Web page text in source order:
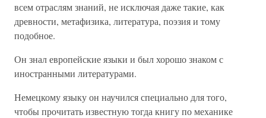
всем отраслям знаний, не исключая даже такие, как
древности, метафизика, литература, поэзия и тому
подобное.
Он знал европейские языки и был хорошо знаком с
иностранными литературами.
Немецкому языку он научился специально для того,
чтобы прочитать известную тогда книгу по механике